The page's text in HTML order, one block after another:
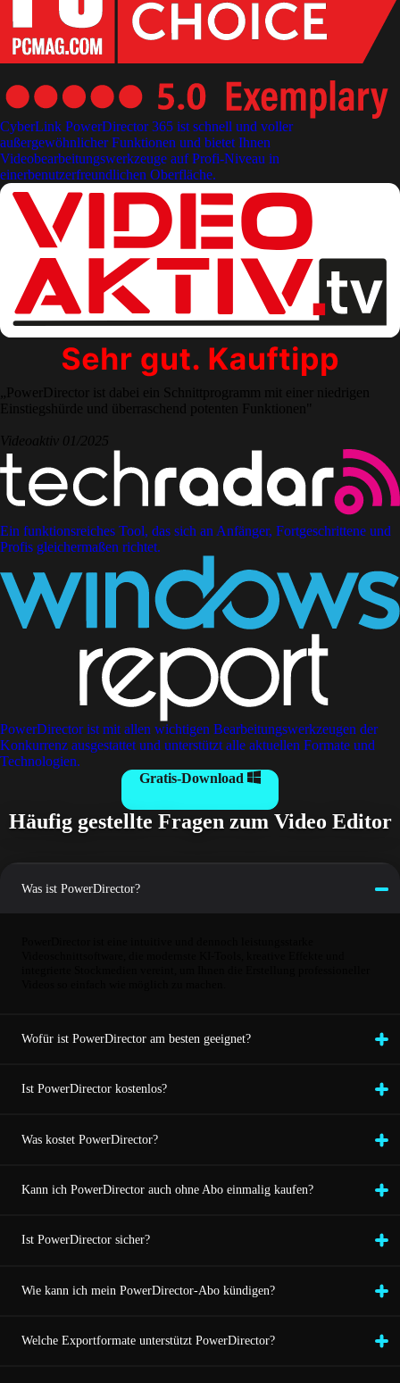
CyberLink PowerDirector 365 ist schnell und voller
außergewöhnlicher Funktionen und bietet Ihnen
Videobearbeitungswerkzeuge auf Profi-Niveau in
einerbenutzerfreundlichen Oberfläche.
„PowerDirector ist dabei ein Schnittprogramm mit einer niedrigen
Einstiegshürde und überraschend potenten Funktionen"
Videoaktiv 01/2025
Ein funktionsreiches Tool, das sich an Anfänger, Fortgeschrittene und
Profis gleichermaßen richtet.
PowerDirector ist mit allen wichtigen Bearbeitungswerkzeugen der
Konkurrenz ausgestattet und unterstützt alle aktuellen Formate und
Technologien.
Gratis-Download
Häufig gestellte Fragen zum Video Editor
Was ist PowerDirector?
Wofür ist PowerDirector am besten geeignet?
Ist PowerDirector kostenlos?
Was kostet PowerDirector?
Kann ich PowerDirector auch ohne Abo einmalig kaufen?
Ist PowerDirector sicher?
Wie kann ich mein PowerDirector-Abo kündigen?
Welche Exportformate unterstützt PowerDirector?